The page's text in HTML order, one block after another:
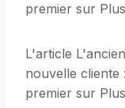
premier sur
L'article
nouvelle cliente
premier sur